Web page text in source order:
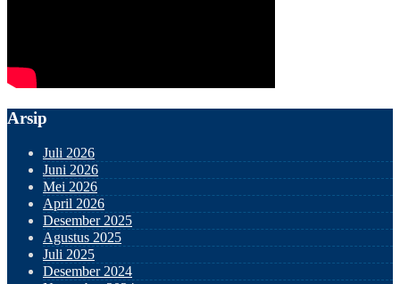
Arsip
Juli 2026
Juni 2026
Mei 2026
April 2026
Desember 2025
Agustus 2025
Juli 2025
Desember 2024